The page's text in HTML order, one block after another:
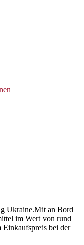
Ukraine.Mit an Bord
im Wert von rund
bei der